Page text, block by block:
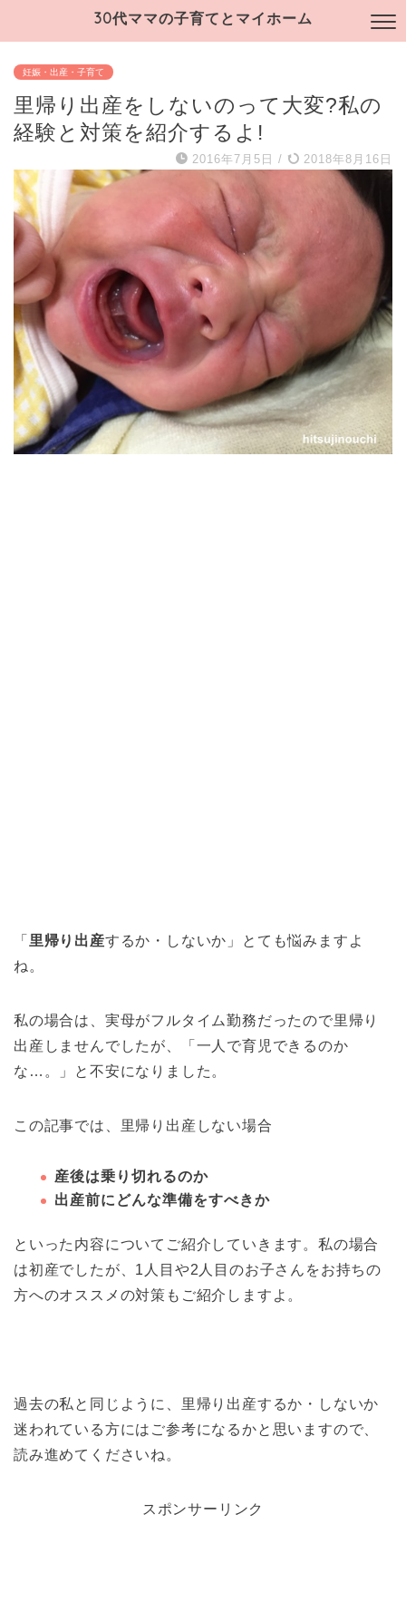
30代ママの子育てとマイホーム
妊娠・出産・子育て
里帰り出産をしないのって大変?私の
経験と対策を紹介するよ!
2016年7月5日 / 2018年8月16日
「 里帰り出産するか・しないか」とても悩みますよ
ね。
私の場合は、実母がフルタイム勤務だったので里帰り
出産しませんでしたが、「 一人 で育児できるのか
な…。」と不安になりました。
この記事では、里帰り出産しない場合
産後は乗り切れるのか
出産前にどんな準備をすべきか
といった内容についてご紹介していきます。私の場合
は初産でしたが、1人目や2人目のお子さんをお持ちの
方へのオススメの対策もご紹介しますよ。
過去の私と同じように、里帰り出産するか・しないか
迷われている方にはご参考になるかと思いますので、
読み進めてくださいね。
スポンサーリンク